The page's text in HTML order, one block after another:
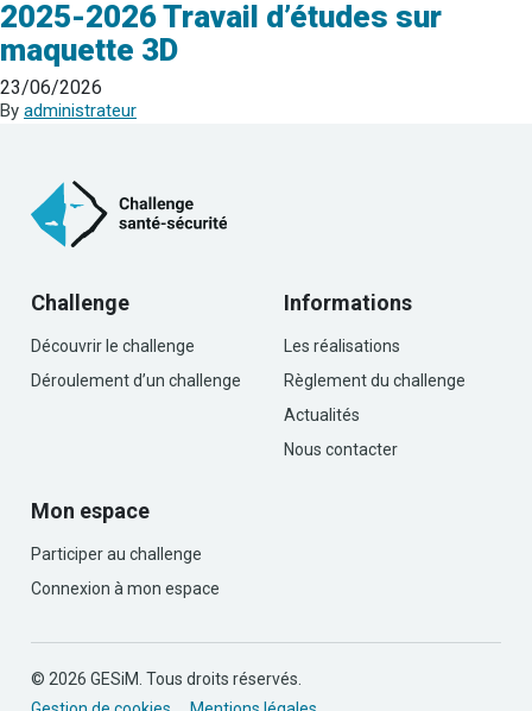
2025-2026 Travail d’études sur
maquette 3D
23/06/2026
By administrateur
Challenge
Découvrir le challenge
Déroulement d’un challenge
Informations
Les réalisations
Règlement du challenge
Actualités
Nous contacter
Mon espace
Participer au challenge
Connexion à mon espace
© 2026 GESiM. Tous droits réservés.